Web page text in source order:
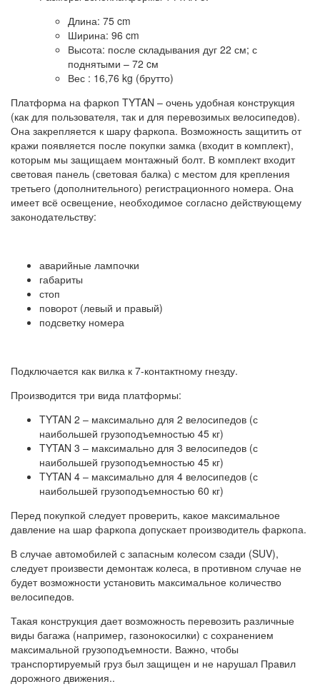
Длина: 75 cm
Ширина: 96 cm
Высота: после складывания дуг 22 см; с
поднятыми – 72 cм
Вес : 16,76 kg (брутто)
Платформа на фаркоп TYTAN – очень удобная конструкция
(как для пользователя, так и для перевозимых велосипедов).
Она закрепляется к шару фаркопа. Возможность защитить от
кражи появляется после покупки замка (входит в комплект),
которым мы защищаем монтажный болт. В комплект входит
световая панель (световая балка) с местом для крепления
третьего (дополнительного) регистрационного номера. Она
имеет всё освещение, необходимое согласно действующему
законодательству:
аварийные лампочки
габариты
стоп
поворот (левый и правый)
подсветку номера
Подключается как вилка к 7-контактному гнезду.
Производится три вида платформы:
TYTAN 2 – максимально для 2 велосипедов (с
наибольшей грузоподъемностью 45 кг)
TYTAN 3 – максимально для 3 велосипедов (с
наибольшей грузоподъемностью 45 кг)
TYTAN 4 – максимально для 4 велосипедов (с
наибольшей грузоподъемностью 60 кг)
Перед покупкой следует проверить, какое максимальное
давление на шар фаркопа допускает производитель фаркопа.
В случае автомобилей с запасным колесом сзади (SUV),
следует произвести демонтаж колеса, в противном случае не
будет возможности установить максимальное количество
велосипедов.
Такая конструкция дает возможность перевозить различные
виды багажа (например, газонокосилки) с сохранением
максимальной грузоподъемности. Важно, чтобы
транспортируемый груз был защищен и не нарушал Правил
дорожного движения..